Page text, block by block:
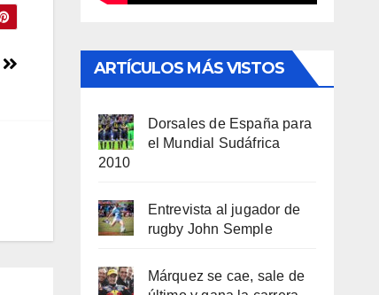
ARTÍCULOS MÁS VISTOS
Dorsales de España para
el Mundial Sudáfrica
2010
Entrevista al jugador de
rugby John Semple
Márquez se cae, sale de